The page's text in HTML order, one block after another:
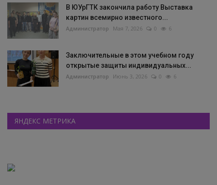
В ЮУрГТК закончила работу Выставка
картин всемирно известного...
Администратор Мая 7, 2026 0 6
Заключительные в этом учебном году
открытые защиты индивидуальных...
Администратор Июнь 3, 2026 0 6
ЯНДЕКС МЕТРИКА